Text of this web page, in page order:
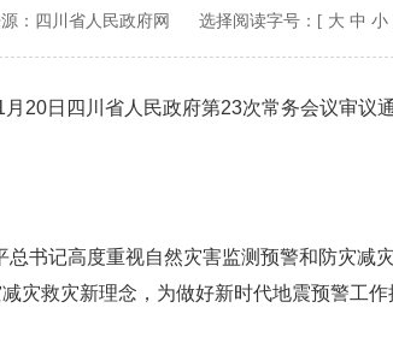
： 四川省人民政府网 选择阅读字号：[ 大 中 小
20日四川省人民政府第23次常务会议审议通
书记高度重视自然灾害监测预警和防灾减
灾救灾新理念，为做好新时代地震预警工作